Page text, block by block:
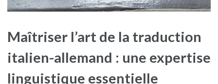
Maîtriser l’art de la traduction
italien-allemand : une expertise
linguistique essentielle